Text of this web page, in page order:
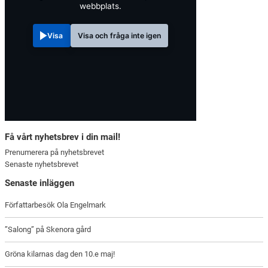
webbplats.
Visa Visa och fråga inte igen
Få vårt nyhetsbrev i din mail!
Prenumerera på nyhetsbrevet
Senaste nyhetsbrevet
Senaste inläggen
Författarbesök Ola Engelmark
”Salong” på Skenora gård
Gröna kilarnas dag den 10.e maj!